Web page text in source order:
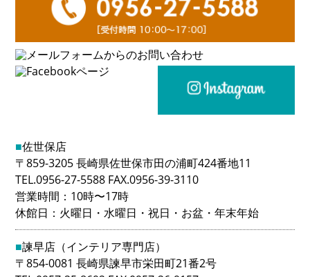
■佐世保店
〒859-3205 長崎県佐世保市田の浦町424番地11
TEL.0956-27-5588 FAX.0956-39-3110
営業時間：10時〜17時
休館日：火曜日・水曜日・祝日・お盆・年末年始
■諫早店（インテリア専門店）
〒854-0081 長崎県諫早市栄田町21番2号